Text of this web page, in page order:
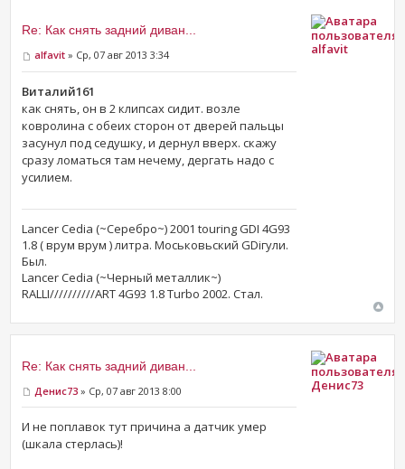
Re: Как снять задний диван...
alfavit » Ср, 07 авг 2013 3:34
Виталий161
как снять, он в 2 клипсах сидит. возле
ковролина с обеих сторон от дверей пальцы
засунул под седушку, и дернул вверх. скажу
сразу ломаться там нечему, дергать надо с
усилием.
Lancer Cedia (~Серебро~) 2001 touring GDI 4G93
1.8 ( врум врум ) литра. Моськовьский GDiгули.
Был.
Lancer Cedia (~Черный металлик~)
RALLI//////////ART 4G93 1.8 Turbo 2002. Стал.
alfavit
Re: Как снять задний диван...
Денис73 » Ср, 07 авг 2013 8:00
И не поплавок тут причина а датчик умер
(шкала стерлась)!
Денис73